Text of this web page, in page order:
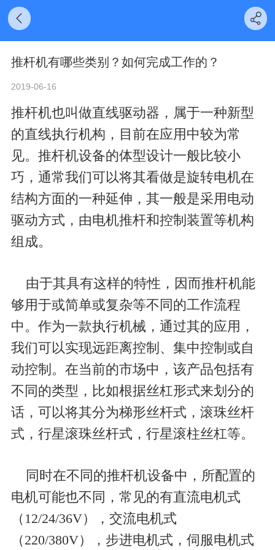
推杆机有哪些类别？如何完成工作的？
2019-06-16
推杆机也叫做直线驱动器，属于一种新型
的直线执行机构，目前在应用中较为常
见。推杆机设备的体型设计一般比较小
巧，通常我们可以将其看做是旋转电机在
结构方面的一种延伸 ，其一般是采用电动
驱动方式，由电机推杆和控制装置等机构
组成。
由于其具有这样的特性，因而推杆机能
够用于或简单或复杂等不同的工作流程
中。作为一款执行机械 ，通过其的应用，
我们可以实现远距离控制、集中控制或自
动控制。在当前的市场中，该产品包括有
不同的类型，比如根据丝杠形式来划分的
话，可以将其分为梯形丝杆式，滚珠丝杆
式，行星滚珠丝杆式，行星滚柱丝杠等。
同时在不同的推杆机设备中，所配置的
电机可能也不同，常见的有直流电机式
（12/24/36V），交流电机式
（220/380V），步进电机式，伺服电机式